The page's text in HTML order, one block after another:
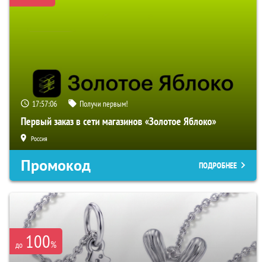
17:57:05 Получи первым!
Первый заказ в сети магазинов «Золотое Яблоко»
Россия
Промокод ПОДРОБНЕЕ
до 100%